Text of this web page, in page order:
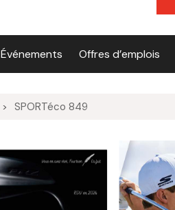
Événements Offres d’emplois
SPORTéco 849